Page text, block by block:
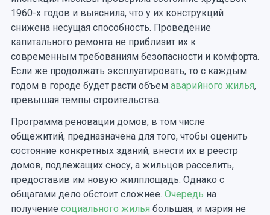
1960-х годов и выяснила, что у их конструкций
снижена несущая способность. Проведение
капитального ремонта не приблизит их к
современным требованиям безопасности и комфорта.
Если же продолжать эксплуатировать, то с каждым
годом в городе будет расти объем аварийного жилья,
превышая темпы строительства.
Программа реновации домов, в том числе
общежитий, предназначена для того, чтобы оценить
состояние конкретных зданий, внести их в реестр
домов, подлежащих сносу, а жильцов расселить,
предоставив им новую жилплощадь. Однако с
общагами дело обстоит сложнее. Очередь на
получение социального жилья большая, и мэрия не